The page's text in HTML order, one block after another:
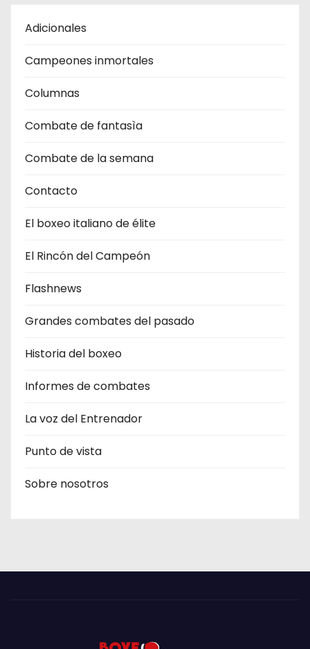
Adicionales
Campeones inmortales
Columnas
Combate de fantasìa
Combate de la semana
Contacto
El boxeo italiano de élite
El Rincón del Campeón
Flashnews
Grandes combates del pasado
Historia del boxeo
Informes de combates
La voz del Entrenador
Punto de vista
Sobre nosotros